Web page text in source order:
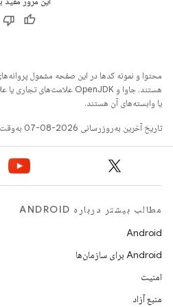
محتوا و نمونه کدها در این صفحه مشمول
یا وابسته‌های آن هستند.
تاریخ آخرین به‌روزرسانی 2026-08-07 به‌وقت ساعت هماهنگ جهانی.
مطالب بیشتر درباره ANDROID
Android
Android برای سازمان‌ها
امنیت
منبع آزاد